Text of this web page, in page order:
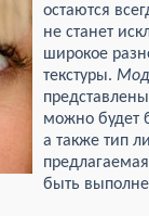
остаются
не станет
широкое
текстуры.
можно будет
а также тип
быть